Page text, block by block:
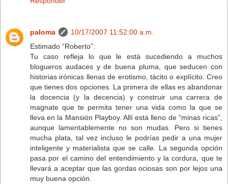
paloma
10/17/2007 11:52:00 a.m.
Estimado “Roberto”:
Tu caso refleja lo que le está sucediendo a muchos
blogueros audaces y de buena pluma, que seducen con
historias irónicas llenas de erotismo, tácito o explícito. Creo
que tienes dos opciones. La primera de ellas es abandonar
la docencia (y la decencia) y construir una carrera de
magnate que te permita tener una vida como la que se
lleva en la Mansión Playboy. Allí está lleno de “minas ricas”,
aunque lamentablemente no son mudas. Pero si tienes
mucha plata, tal vez incluso le podrías pedir a una mujer
inteligente y materialista que se calle. La segunda opción
pasa por el camino del entendimiento y la cordura, que te
llevará a aceptar que las gordas ociosas son por lejos una
muy buena opción.